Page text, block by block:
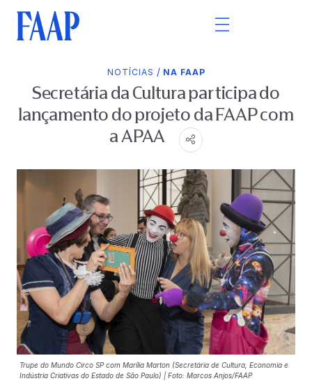
NOTÍCIAS / NA FAAP
Secretária da Cultura participa do
lançamento do projeto da FAAP com
a APAA
Trupe do Mundo Circo SP com Marília Marton (Secretária de Cultura, Economia e
Indústria Criativas do Estado de São Paulo) | Foto: Marcos Anjos/FAAP